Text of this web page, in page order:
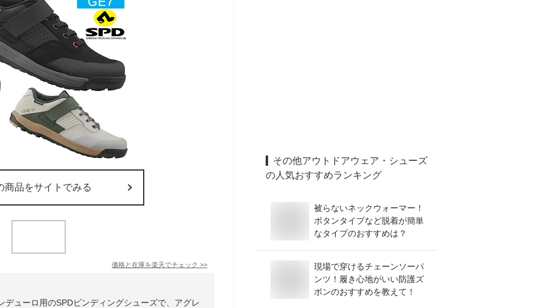
商品をサイトでみる
価格と在庫を楽天でチェック >>
デューロ用のSPDビンディングシューズで、アグレ
その他アウトドアウェア・シューズ
の人気おすすめランキング
被らないネックウォーマー！
ボタンタイプなど脱着が簡単
なタイプのおすすめは？
現場で穿けるチェーンソーパ
ンツ！履き心地がいい防護ズ
ボンのおすすめを教えて！